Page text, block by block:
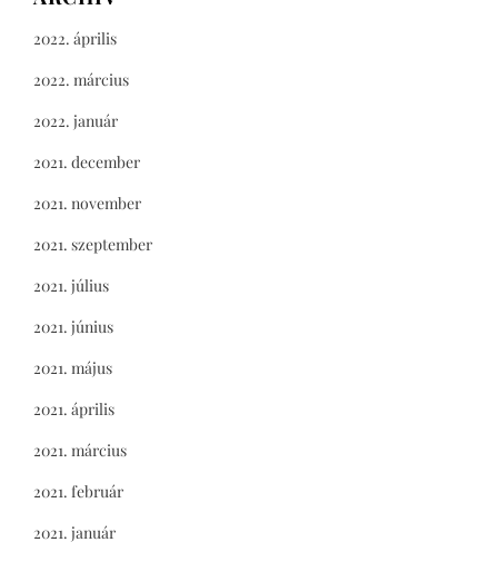
2022. április
2022. március
2022. január
2021. december
2021. november
2021. szeptember
2021. július
2021. június
2021. május
2021. április
2021. március
2021. február
2021. január